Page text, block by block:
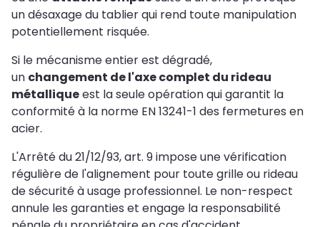
un désaxage du tablier qui rend toute manipulation
potentiellement risquée.
Si le mécanisme entier est dégradé,
un changement de l'axe complet du rideau
métalliqueest la seule opération qui garantit la
conformité à la norme EN 13241-1 des fermetures en
acier.
L'Arrêté du 21/12/93, art. 9 impose une vérification
régulière de l'alignement pour toute grille ou rideau
de sécurité à usage professionnel. Le non-respect
annule les garanties et engage la responsabilité